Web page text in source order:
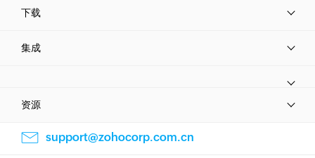
下载
集成
资源
support@zohocorp.com.cn